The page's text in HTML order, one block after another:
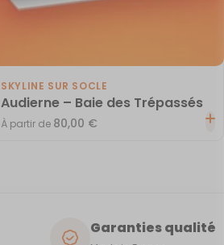
SKYLINE SUR SOCLE
Audierne – Baie des Trépassés
À partir de 80,00 €
Garanties qualité